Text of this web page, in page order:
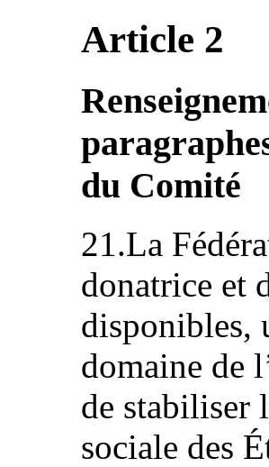
Article 2
du Comité
21.La
donatrice et
disponibles,
domaine de
de stabiliser
sociale des